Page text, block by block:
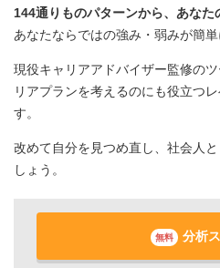
144通りものパターンから、あな
あなたならではの強み・弱みが簡単
現役キャリアアドバイザー監修の
リアプランを考えるのにも役立つ
す。
改めて自分を見つめ直し、社会人
しょう。
無料 分析